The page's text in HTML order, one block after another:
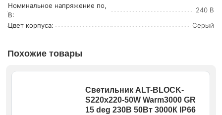
Номинальное напряжение по,
В:
240 В
Цвет корпуса:
Серый
Похожие товары
Светильник ALT-BLOCK-
S220x220-50W Warm3000 GR
15 deg 230В 50Вт 3000К IP66